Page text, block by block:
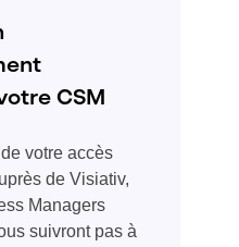
CSM
votre accès
de Visiativ,
Managers
suivront pas à